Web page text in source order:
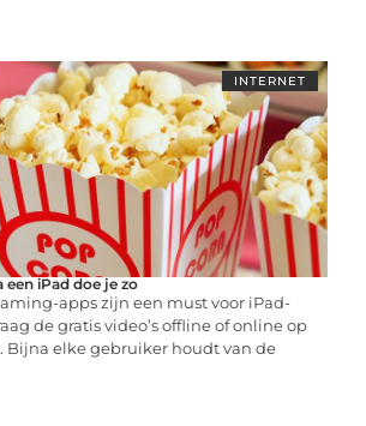
INTERNET
een iPad doe je zo
apps zijn een must voor iPad-
de gratis video’s offline of online op
Bijna elke gebruiker houdt van de